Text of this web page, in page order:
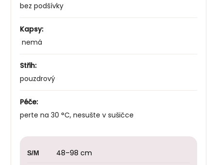
bez podšívky
Kapsy:
nemá
Střih:
pouzdrový
Péče:
perte na 30 °C, nesušte v sušičce
S/M
48–98 cm